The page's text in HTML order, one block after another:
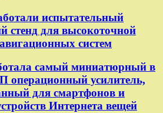
испытательный
стенд для высокоточной
систем
самый миниатюрный в
операционный усилитель,
для смартфонов и
Интернета вещей